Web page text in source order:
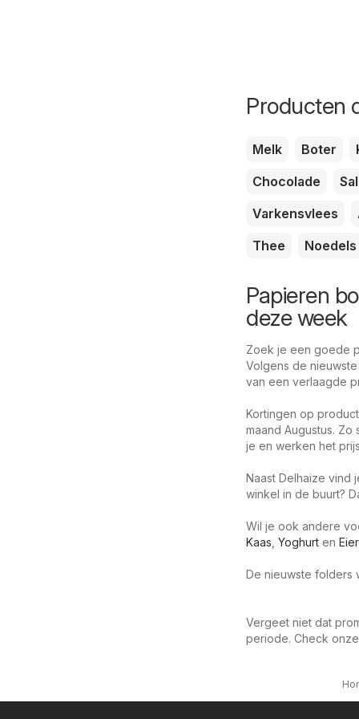
Producten
Melk Boter
Chocolade
Varkensvlees
Thee
Noedels
Papieren
deze week
Zoek je een goede
Volgens de
van een verlaagde
Kortingen op
maand Augustus.
je en werken het
Naast Delhaize vind
winkel in de buurt?
Wil je ook andere
Kaas Yoghurt en
De nieuwste folders
Vergeet niet dat
periode. Check